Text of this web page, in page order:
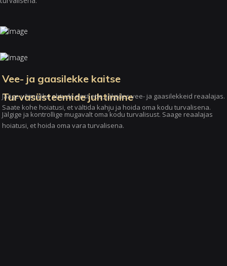
Turvasüsteemide juhtimine
Jälgige ja kontrollige mugavalt oma kodu turvalisust. Saage reaalajas
hoiatusi, et hoida oma vara turvalisena.
Vee- ja gaasilekke kaitse
Jääge võimalike ohtude eest ette, jälgides vee- ja gaasilekkeid reaalajas.
Saate kohe hoiatusi, et vältida kahju ja hoida oma kodu turvalisena.